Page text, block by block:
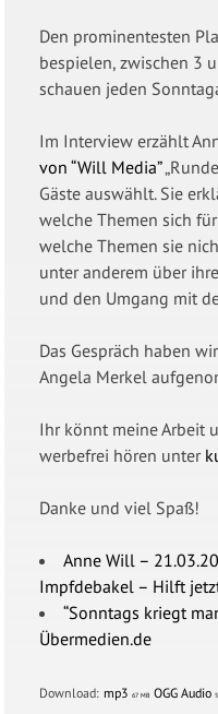
Den prominentesten
bespielen, zwischen 3
schauen jeden
Im Interview erzählt
von “Will Media”
Gäste auswählt. Sie
welche Themen sich
welche Themen sie
unter anderem über
und den Umgang mit
Das Gespräch haben
Angela Merkel
Ihr könnt meine Arbeit
werbefrei hören unter
Danke und viel Spaß!
Anne Will –
Impfdebakel – Hilft
“Sonntags kriegt
Übermedien.de
Download: mp3 67 MB OGG Audio